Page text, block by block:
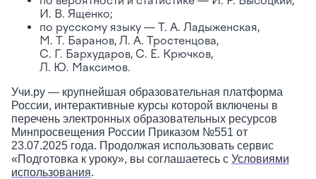
И. В. Ященко;
по русскому языку — Т. А. Ладыженская,
М. Т. Баранов, Л. А. Тростенцова,
С. Г. Бархударов, С. Е. Крючков,
Л. Ю. Максимов.
Учи.ру — крупнейшая образовательная платформа
России, интерактивные курсы которой включены в
перечень электронных образовательных ресурсов
Минпросвещения России Приказом №551 от
23.07.2025 года. Продолжая использовать сервис
«Подготовка к уроку», вы соглашаетесь с Условиями
использования.